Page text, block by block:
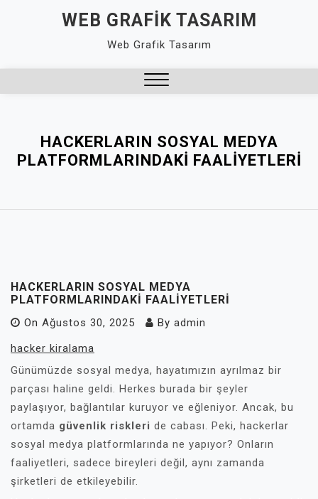
WEB GRAFIK TASARIM
Web Grafik Tasarım
HACKERLARIN SOSYAL MEDYA
PLATFORMLARINDAKI FAALIYETLERI
HACKERLARIN SOSYAL MEDYA
PLATFORMLARINDAKI FAALIYETLERI
On Ağustos 30, 2025 By admin
hacker kiralama
Günümüzde sosyal medya, hayatımızın ayrılmaz bir
parçası haline geldi. Herkes burada bir şeyler
paylaşıyor, bağlantılar kuruyor ve eğleniyor. Ancak, bu
ortamda güvenlik riskleri de cabası. Peki, hackerlar
sosyal medya platformlarında ne yapıyor? Onların
faaliyetleri, sadece bireyleri değil, aynı zamanda
şirketleri de etkileyebilir.